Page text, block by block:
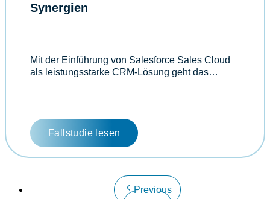
Synergien
Mit der Einführung von Salesforce Sales Cloud
als leistungsstarke CRM-Lösung geht das…
Fallstudie lesen
Previous